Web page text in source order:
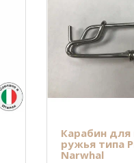
Карабин
ружья типа
Narwhal